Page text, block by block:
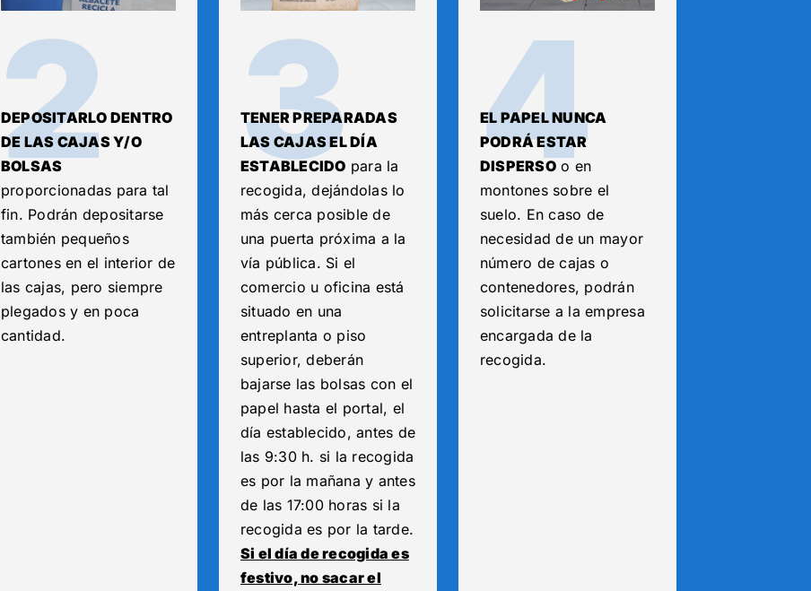
2
DEPOSITARLO DENTRO
DE LAS CAJAS Y/O
BOLSAS
proporcionadas para tal
fin. Podrán depositarse
también pequeños
cartones en el interior de
las cajas, pero siempre
plegados y en poca
cantidad.
3
TENER PREPARADAS
LAS CAJAS EL DÍA
ESTABLECIDO para la
recogida, dejándolas lo
más cerca posible de
una puerta próxima a la
vía pública. Si el
comercio u oficina está
situado en una
entreplanta o piso
superior, deberán
bajarse las bolsas con el
papel hasta el portal, el
día establecido, antes de
las 9:30 h. si la recogida
es por la mañana y antes
de las 17:00 horas si la
recogida es por la tarde.
Si el día de recogida es
festivo, no sacar el
4
EL PAPEL NUNCA
PODRÁ ESTAR
DISPERSOo en
montones sobre el
suelo. En caso de
necesidad de un mayor
número de cajas o
contenedores, podrán
solicitarse a la empresa
encargada de la
recogida.